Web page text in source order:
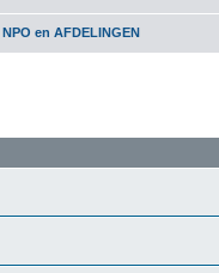
NPO en AFDELINGEN